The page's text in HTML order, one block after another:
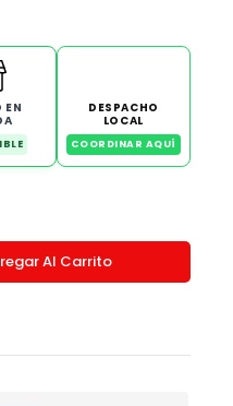
EN
DESPACHO
LOCAL
COORDINAR AQUÍ
Al Carrito